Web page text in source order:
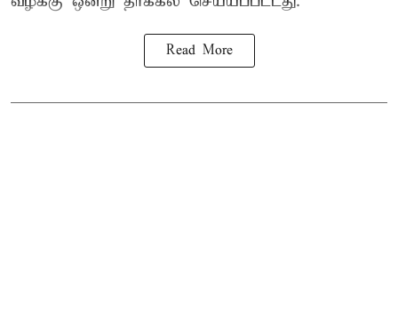
Read More